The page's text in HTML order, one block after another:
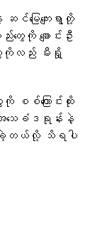
မြေကျေးရွာတို့
ကို ချောင်းဦး
ကိုလည်း မီးရှို့
စစ်ကြောင်းထိုး
အသေခံဒရုန်းနဲ့
ခဲ့တယ်လို့ သိရပါ